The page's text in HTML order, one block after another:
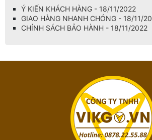
Ý KIẾN KHÁCH HÀNG - 18/11/2022
GIAO HÀNG NHANH CHÓNG - 18/11/
CHÍNH SÁCH BẢO HÀNH - 18/11/2022